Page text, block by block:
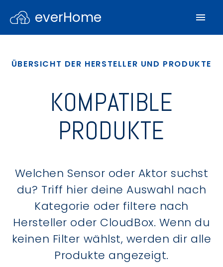
everHome
ÜBERSICHT DER HERSTELLER UND PRODUKTE
KOMPATIBLE
PRODUKTE
Welchen Sensor oder Aktor suchst
du? Triff hier deine Auswahl nach
Kategorie oder filtere nach
Hersteller oder CloudBox. Wenn du
keinen Filter wählst, werden dir alle
Produkte angezeigt.